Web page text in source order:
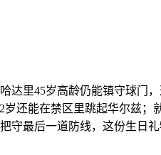
里45岁高龄仍能镇守球门，
岁还能在禁区里跳起华尔兹；
守最后一道防线，这份生日礼